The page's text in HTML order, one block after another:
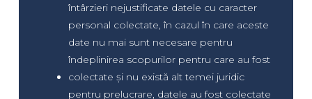
întârzieri nejustificate datele cu caracter
personal colectate, în cazul în care aceste
date nu mai sunt necesare pentru
îndeplinirea scopurilor pentru care au fost
colectate și nu există alt temei juridic
pentru prelucrare, datele au fost colectate